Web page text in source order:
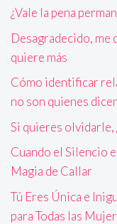
¿Vale la pena
Desagradecido, me
quiere más
Cómo identificar
no son quienes
Si quieres olvidarle,
Cuando el Silencio
Magia de Callar
Tú Eres Única e
para Todas las